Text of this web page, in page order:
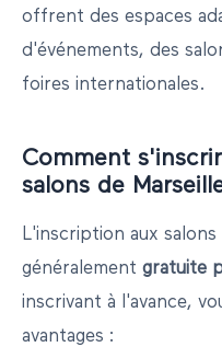
offrent des espaces
d'événements, des
foires internationales.
Comment
salons de
L'inscription aux
généralement gratuite
inscrivant à l'avance,
avantages :